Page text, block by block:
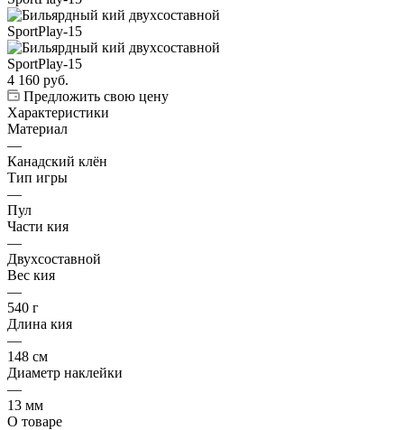
4 160 руб.
Предложить свою цену
Характеристики
Материал
—
Канадский клён
Тип игры
—
Пул
Части кия
—
Двухсоставной
Вес кия
—
540 г
Длина кия
—
148 см
Диаметр наклейки
—
13 мм
О товаре